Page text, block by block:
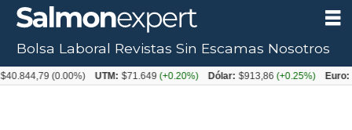
Bolsa Laboral Revistas Sin Escamas Nosotros
(0.00%) UTM: $71.649(+0.20%) Dólar: $913,86(+0.25%) Euro: